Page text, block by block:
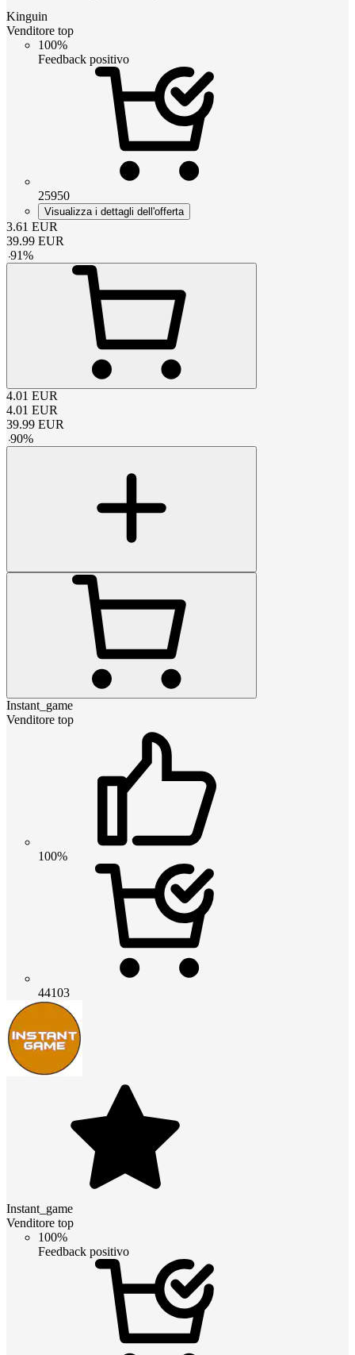
Kinguin
Venditore top
100%
Feedback positivo
25950
Visualizza i dettagli dell'offerta
3.61 EUR
39.99 EUR
-91%
4.01 EUR
4.01 EUR
39.99 EUR
-90%
Instant_game
Venditore top
100%
44103
Instant_game
Venditore top
100%
Feedback positivo